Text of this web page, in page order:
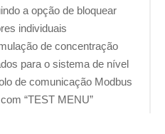
a opção de bloquear
individuais
de concentração
para o sistema de nível
de comunicação Modbus
“TEST MENU”